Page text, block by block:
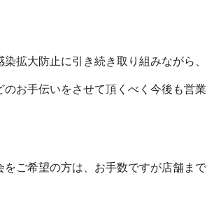
拡大防止に引き続き取り組みながら、
お手伝いをさせて頂くべく今後も営業
ご希望の方は、お手数ですが店舗まで